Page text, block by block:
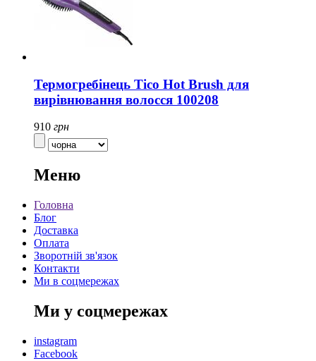
Термогребінець Tico Hot Brush для
вирівнювання волосся 100208
910 грн
Меню
Головна
Блог
Доставка
Оплата
Зворотній зв'язок
Контакти
Ми в соцмережах
Ми у соцмережах
instagram
Facebook